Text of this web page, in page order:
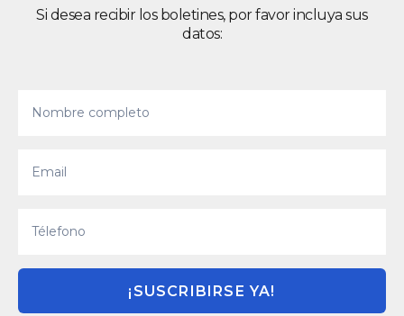
Si desea recibir los boletines, por favor incluya sus
datos:
¡SUSCRIBIRSE YA!